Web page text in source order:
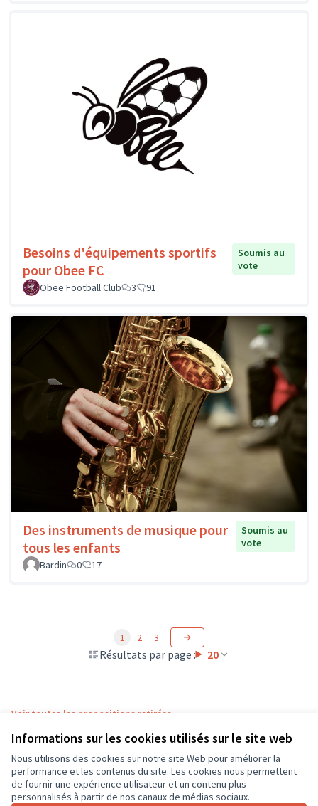
Informations sur les cookies utilisés sur le site web
Nous utilisons des cookies sur notre site Web pour améliorer la
performance et les contenus du site. Les cookies nous permettent
de fournir une expérience utilisateur et un contenu plus
personnalisés à partir de nos canaux de médias sociaux.
Besoins d'équipements sportifs
pour Obee FC
Soumis au
vote
Obee Football Club
3 91
Des instruments de musique pour
tous les enfants
Soumis au
vote
Bardin
0 17
Résultats par page : 20
1 2 3
Voir toutes les propositions retirées
Conditions d'utilisation
Paramètres des cookies
CD37 sur XCD37 sur Facebook
CD37 sur Instagram
CD37 sur YouTube